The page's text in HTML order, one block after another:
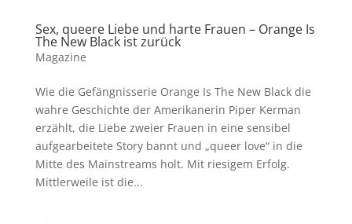
Sex, queere Liebe und harte Frauen – Orange Is
The New Black ist zurück
Magazine
Wie die Gefängnisserie Orange Is The New Black die
wahre Geschichte der Amerikanerin Piper Kerman
erzählt, die Liebe zweier Frauen in eine sensibel
aufgearbeitete Story bannt und „queer love“ in die
Mitte des Mainstreams holt. Mit riesigem Erfolg.
Mittlerweile ist die...